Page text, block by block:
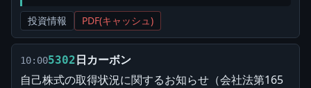
投資情報 PDF(キャッシュ)
10:005302日カーボン
自己株式の取得状況に関するお知らせ（会社法第165